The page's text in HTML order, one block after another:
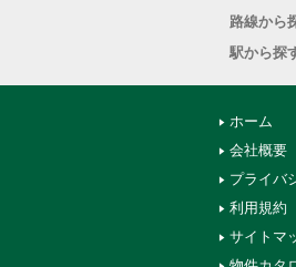
路線から
駅から探
ホーム
会社概要
プライバ
利用規約
サイトマ